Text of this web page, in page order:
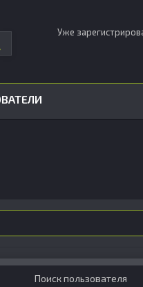
Уже
Поиск пользователя